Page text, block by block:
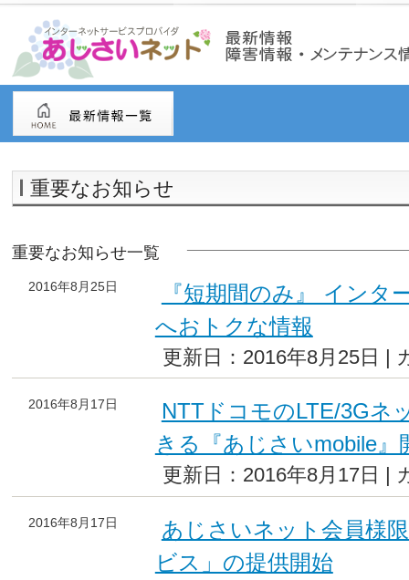
重要なお知らせ
重要なお知らせ一覧
2016年8月25日
『短期間のみ』 インタ
へおトクな情報
更新日：2016年8月25日 |
2016年8月17日
NTTドコモのLTE/3Gネ
きる『あじさいmobile』
更新日：2016年8月17日 |
2016年8月17日
あじさいネット会員様
ビス」の提供開始